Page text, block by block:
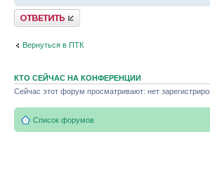
Ответить
Вернуться в ПТК
КТО СЕЙЧАС НА КОНФЕРЕНЦИИ
Сейчас этот форум просматривают: нет
Список форумов